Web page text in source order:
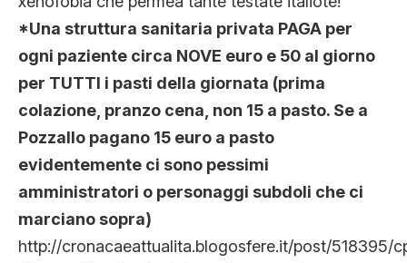
*Una struttura sanitaria privata PAGA per
ogni paziente circa NOVE euro e 50 al giorno
per TUTTI i pasti della giornata (prima
colazione, pranzo cena, non 15 a pasto. Se a
Pozzallo pagano 15 euro a pasto
evidentemente ci sono pessimi
amministratori o personaggi subdoli che ci
marciano sopra)
http://cronacaeattualita.blogosfere.it/post/518395/